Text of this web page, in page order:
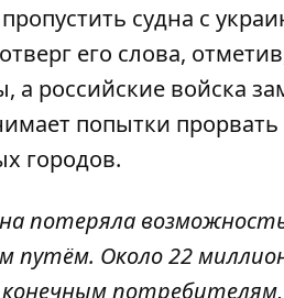
судна с
его слова,
а российские войска
попытки
городов.
потеряла
путём. Около 22
потребителям,